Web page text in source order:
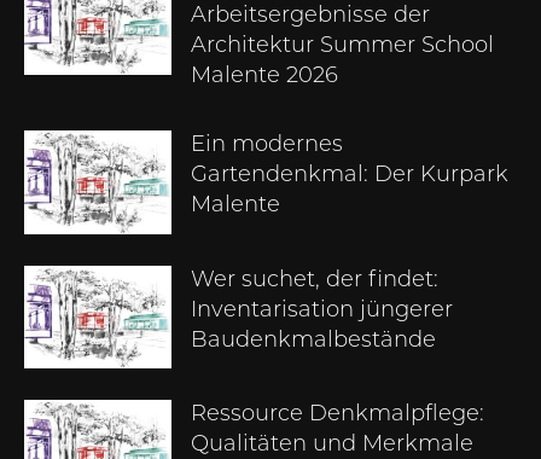
Arbeitsergebnisse der
Architektur Summer School
Malente 2026
Ein modernes
Gartendenkmal: Der Kurpark
Malente
Wer suchet, der findet:
Inventarisation jüngerer
Baudenkmalbestände
Ressource Denkmalpflege:
Qualitäten und Merkmale